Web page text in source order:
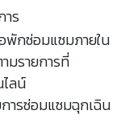
าร
พักซ่อมแซมภายใน
มรายการที่
ลน์
ารซ่อมแซมฉุกเฉิน